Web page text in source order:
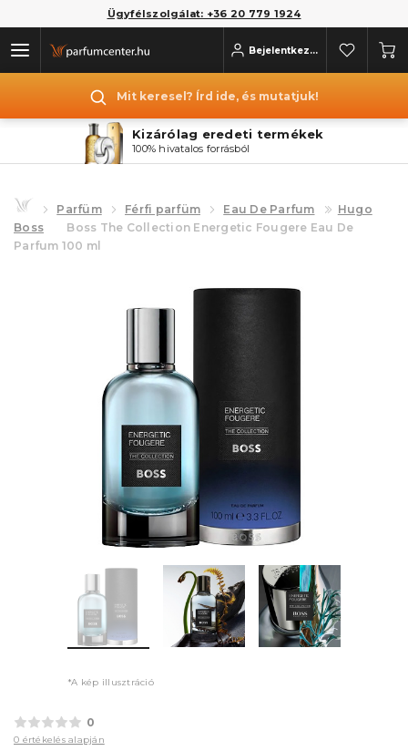
Ügyfélszolgálat: +36 20 779 1924
Bejelentkezés
Mit keresel? Írd ide, és mutatjuk!
Kizárólag eredeti termékek
100% hivatalos forrásból
Parfüm Férfi parfüm Eau De Parfum
Hugo
Boss
Boss The Collection Energetic Fougere Eau De
Parfum 100 ml
*A kép illusztráció
0
0 értékelés alapján